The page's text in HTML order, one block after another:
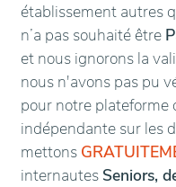
établissement autres
n’a pas souhaité être
et nous ignorons la
nous n'avons pas pu
pour notre plateforme
indépendante sur les
mettons
internautes Seniors,